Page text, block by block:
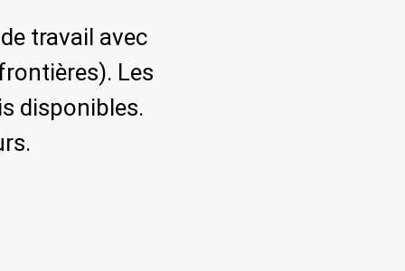
travail avec
Les
disponibles.